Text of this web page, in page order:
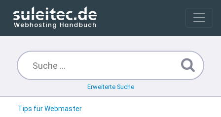
Erweiterte Suche
Tips für Webmaster